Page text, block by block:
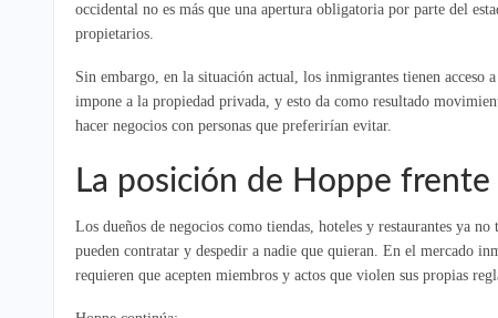
occidental no es más que una apertura obligatoria por parte del
propietarios.
Sin embargo, en la situación actual, los inmigrantes tienen
impone a la propiedad privada, y esto da como resultado
hacer negocios con personas que preferirían evitar.
La posición de Hoppe
Los dueños de negocios como tiendas, hoteles y restaurantes ya
pueden contratar y despedir a nadie que quieran. En el mercado
requieren que acepten miembros y actos que violen sus propias